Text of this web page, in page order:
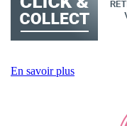
En savoir plus